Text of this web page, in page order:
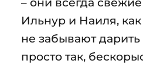
Ильнур и Наиля,
не забывают дарить
просто так,